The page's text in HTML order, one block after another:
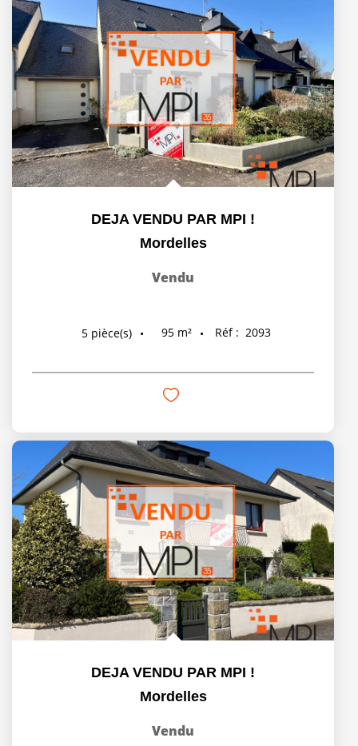
DEJA VENDU PAR MPI !
Mordelles
Vendu
5 pièce(s) 95 m² Réf : 2093
DEJA VENDU PAR MPI !
Mordelles
Vendu